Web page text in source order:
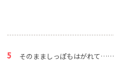
そのまましっぽもはがれて……